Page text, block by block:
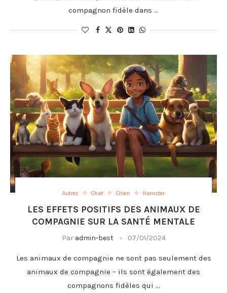
compagnon fidèle dans …
Autres Chat Chien Hamster
LES EFFETS POSITIFS DES ANIMAUX DE
COMPAGNIE SUR LA SANTÉ MENTALE
Par admin-best 07/01/2024
Les animaux de compagnie ne sont pas seulement des
animaux de compagnie – ils sont également des
compagnons fidèles qui …